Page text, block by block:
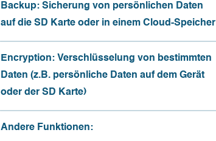
Backup: Sicherung von persönlichen Daten
auf die SD Karte oder in einem Cloud-Speicher
Encryption: Verschlüsselung von bestimmten
Daten (z.B. persönliche Daten auf dem Gerät
oder der SD Karte)
Andere Funktionen: